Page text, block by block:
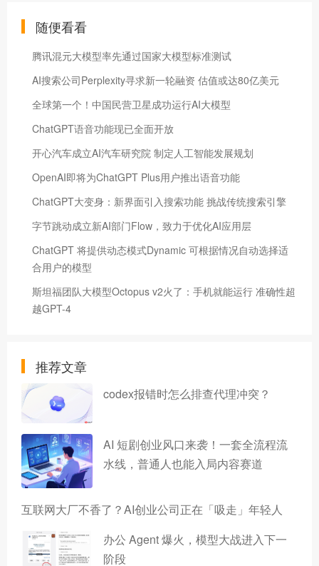
随便看看
腾讯混元大模型率先通过国家大模型标准测试
AI搜索公司Perplexity寻求新一轮融资 估值或达80亿美元
全球第一个！中国民营卫星成功运行AI大模型
ChatGPT语音功能现已全面开放
开心汽车成立AI汽车研究院 制定人工智能发展规划
OpenAI即将为ChatGPT Plus用户推出语音功能
ChatGPT大变身：新界面引入搜索功能 挑战传统搜索引擎
字节跳动成立新AI部门Flow，致力于优化AI应用层
ChatGPT 将提供动态模式Dynamic 可根据情况自动选择适
合用户的模型
斯坦福团队大模型Octopus v2火了：手机就能运行 准确性超
越GPT-4
推荐文章
codex报错时怎么排查代理冲突？
AI 短剧创业风口来袭！一套全流程流
水线，普通人也能入局内容赛道
互联网大厂不香了？AI创业公司正在「吸走」年轻人
办公 Agent 爆火，模型大战进入下一
阶段